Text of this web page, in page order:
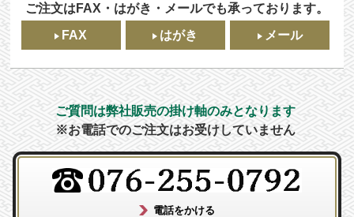
ご注文はFAX・はがき・メールでも承っております。
FAX
はがき メール
ご質問は弊社販売の掛け軸のみとなります
※お電話でのご注文はお受けしていません